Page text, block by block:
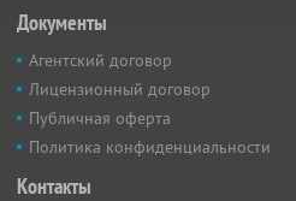
Документы
Агентский договор
Лицензионный договор
Публичная оферта
Политика конфиденциальности
Контакты